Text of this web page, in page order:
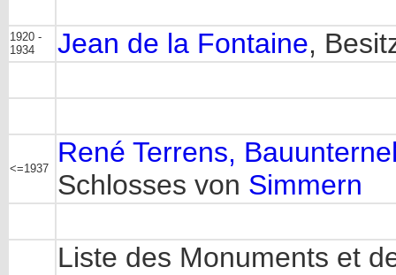
1920 -
1934
Jean de la Fontaine,
<=1937
René Terrens,
Schlosses von Simmern
Liste des Monuments et